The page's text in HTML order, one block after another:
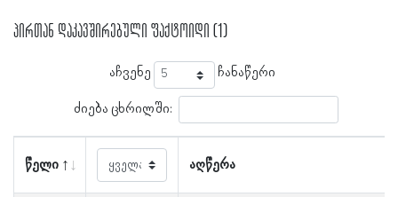
პირთან დაკავშირებული ფაქტოიდი (1)
აჩვენე ჩანაწერი
ძიება ცხრილში:
წელი აღწერა